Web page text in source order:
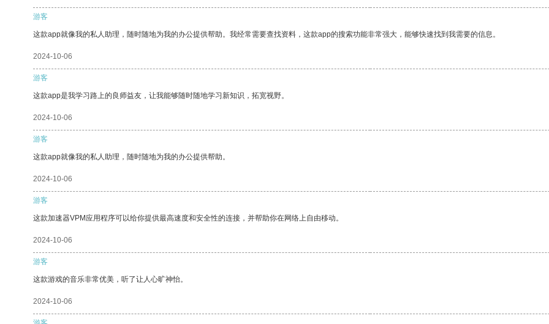
游客
这款app就像我的私人助理，随时随地为我的办公提供帮助。我经常需要查找资料，这款app的搜索功能非常强大，能够快速找到我需要的信息。
2024-10-06
游客
这款app是我学习路上的良师益友，让我能够随时随地学习新知识，拓宽视野。
2024-10-06
游客
这款app就像我的私人助理，随时随地为我的办公提供帮助。
2024-10-06
游客
这款加速器VPM应用程序可以给你提供最高速度和安全性的连接，并帮助你在网络上自由移动。
2024-10-06
游客
这款游戏的音乐非常优美，听了让人心旷神怡。
2024-10-06